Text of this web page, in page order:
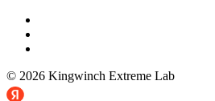
© 2026 Kingwinch Extreme Lab